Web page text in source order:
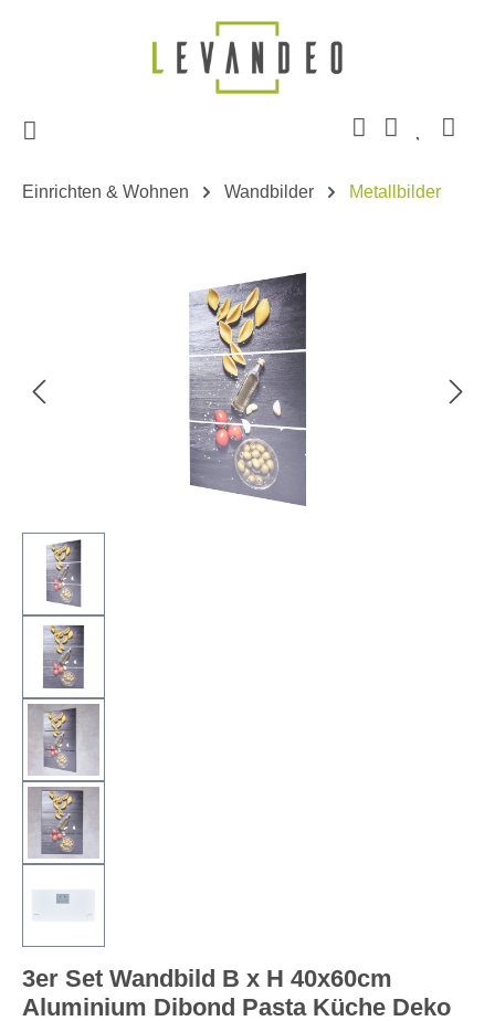
Zum Hauptinhalt springen
Einrichten & Wohnen Wandbilder Metallbilder
3er Set Wandbild B x H 40x60cm
Aluminium Dibond Pasta Küche Deko